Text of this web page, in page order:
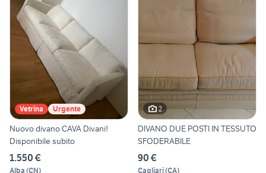
Vetrina Urgente
Nuovo divano CAVA Divani!
Disponibile subito
1.550 €
Alba (CN)
2
DIVANO DUE POSTI IN TESSUTO
SFODERABILE
90 €
Cagliari(CA)